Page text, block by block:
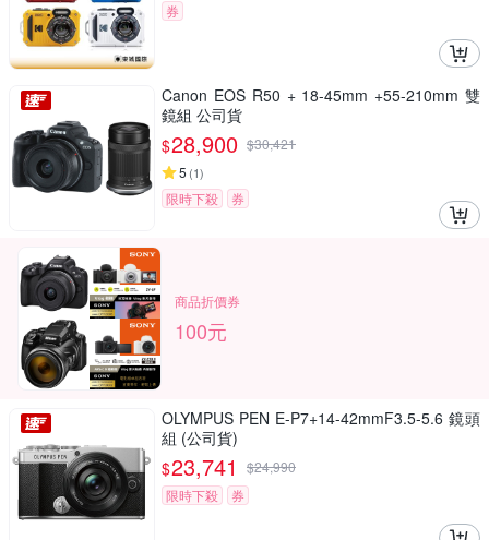
券
Canon EOS R50 + 18-45mm +55-210mm 雙
鏡組 公司貨
$28,900 $30,421
5 (1)
限時下殺 券
商品折價券
100元
OLYMPUS PEN E-P7+14-42mmF3.5-5.6 鏡頭
組 (公司貨)
$23,741 $24,990
限時下殺
券